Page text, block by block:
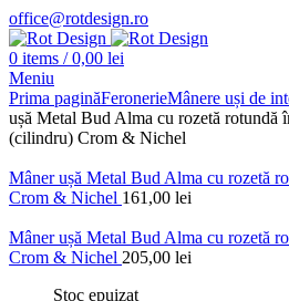
office@rotdesign.ro
0 items / 0,00 lei
Meniu
Prima paginăFeronerieMânere uși de
ușă Metal Bud Alma cu rozetă rotundă
(cilindru) Crom & Nichel
Mâner ușă Metal Bud Alma cu rozetă
Crom & Nichel 161,00 lei
Mâner ușă Metal Bud Alma cu rozetă
Crom & Nichel 205,00 lei
Stoc epuizat